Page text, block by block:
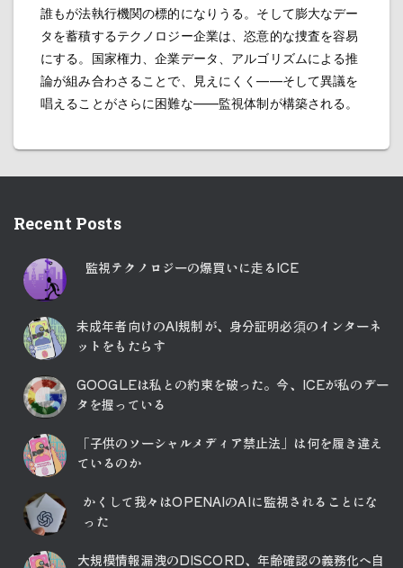
誰もが法執行機関の標的になりうる。そして膨大なデー
タを蓄積するテクノロジー企業は、恣意的な捜査を容易
にする。国家権力、企業データ、アルゴリズムによる推
論が組み合わさることで、見えにくく――そして異議を
唱えることがさらに困難な――監視体制が構築される。
Recent Posts
監視テクノロジーの爆買いに走るICE
未成年者向けのAI規制が、身分証明必須のインターネ
ットをもたらす
GOOGLEは私との約束を破った。今、ICEが私のデー
タを握っている
「子供のソーシャルメディア禁止法」は何を履き違え
ているのか
かくして我々はOPENAIのAIに監視されることにな
った
大規模情報漏洩のDISCORD、年齢確認の義務化へ自